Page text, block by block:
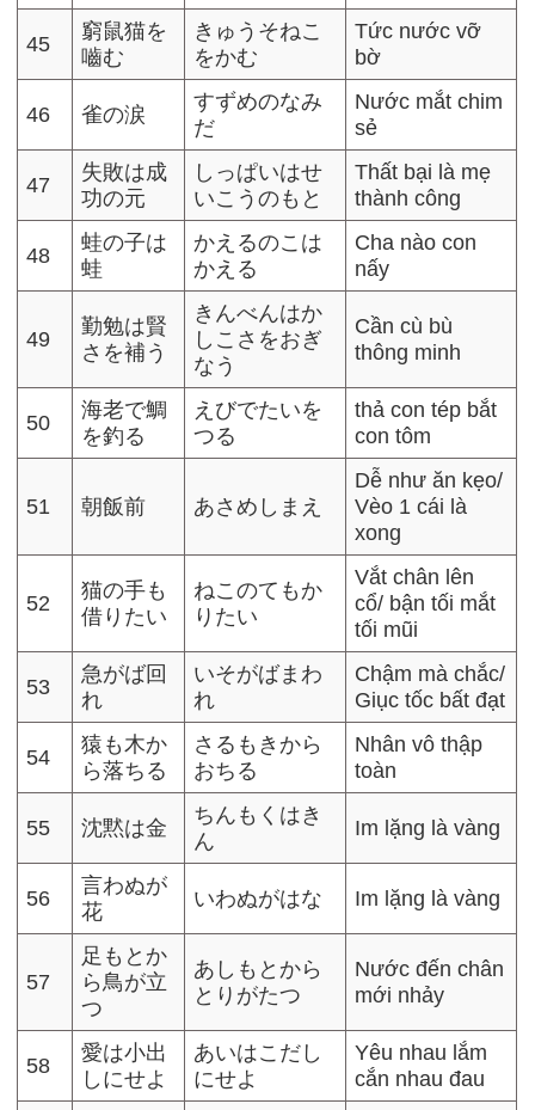
45
窮鼠猫を
嚙む
きゅうそねこ
をかむ
Tức nước vỡ
bờ
46 雀の涙
すずめのなみ
だ
Nước mắt chim
sẻ
47
失敗は成
功の元
しっぱいはせ
いこうのもと
Thất bại là mẹ
thành công
48
蛙の子は
蛙
かえるのこは
かえる
Cha nào con
nấy
49
勤勉は賢
さを補う
きんべんはか
しこさをおぎ
なう
Cần cù bù
thông minh
50
海老で鯛
を釣る
えびでたいを
つる
thả con tép bắt
con tôm
51 朝飯前 あさめしまえ
Dễ như ăn kẹo/
Vèo 1 cái là
xong
52
猫の手も
借りたい
ねこのてもか
りたい
Vắt chân lên
cổ/ bận tối mắt
tối mũi
53
急がば回
れ
いそがばまわ
れ
Chậm mà chắc/
Giục tốc bất đạt
54
猿も木か
ら落ちる
さるもきから
おちる
Nhân vô thập
toàn
55 沈黙は金
ちんもくはき
ん
Im lặng là vàng
56
言わぬが
花
いわぬがはな Im lặng là vàng
57
足もとか
ら鳥が立
つ
あしもとから
とりがたつ
Nước đến chân
mới nhảy
58
愛は小出
しにせよ
あいはこだし
にせよ
Yêu nhau lắm
cắn nhau đau